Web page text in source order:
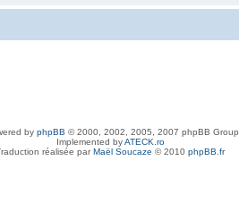
by phpBB © 2000, 2002, 2005, 2007 phpBB Group
Implemented byATECK.ro
réalisée parMaël Soucaze © 2010 phpBB.fr